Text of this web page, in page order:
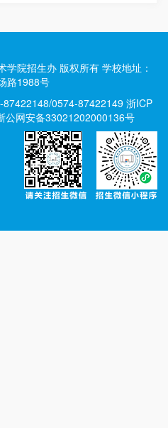
学院招生办 版权所有 学校地址：
路1988号
87422148/0574-87422149 浙ICP
公网安备33021202000136号